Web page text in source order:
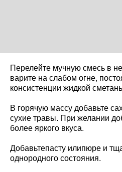
Перелейте мучную смесь в
варите на слабом огне,
консистенции жидкой
В горячую массу добавьте
сухие травы. При желании
более яркого вкуса.
Добавьтепасту илипюре и
однородного состояния.